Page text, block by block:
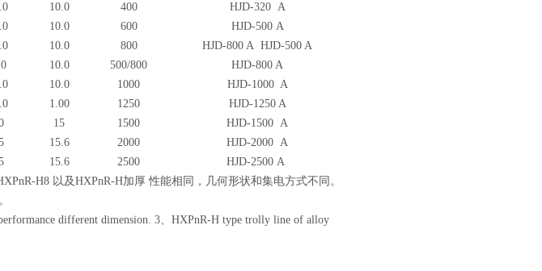
10.0 400
HJD-320 A
10.0 600
HJD-500 A
10.0 800
HJD-800 A HJD-500 A
10.0 500/800
HJD-800 A
10.0 1000
HJD-1000 A
1.00 1250
HJD-1250 A
15 1500
HJD-1500 A
15.6 2000
HJD-2000 A
15.6 2500
HJD-2500 A
H8 以及HXPnR-H加厚 性能相同，几何形状和集电方式不同。
different dimension. 3、HXPnR-H type trolly line of alloy